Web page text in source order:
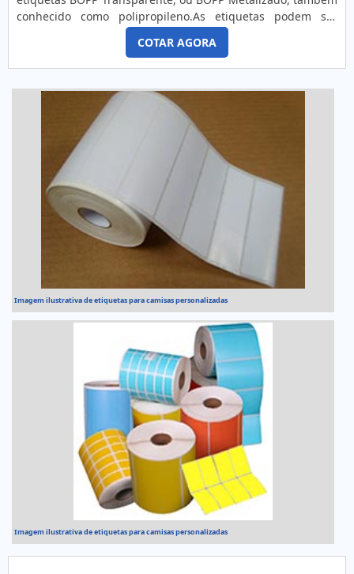
conhecido como polipropileno.As etiquetas podem ser
confeccionadas de acordo com as preferências e
necessidades do cliente, podendo ter tamanho, cor, e layout
diferenciado de acordo com a aplicação.Utilização do
identificação de modelos e números de séries. Também é
usado em instruções de segurança e informações variáveis
em embalagens e recipientes de bens duráveis e produtos
químicos industriais que exijam alto desempenho para
durar toda a vida útil do produto.Aplicações das etiquetas
personalizadas boppComo exemplo, este tipo de auto-
adesivo acompanha: Equipamentos; Componentes
eletrônicos; Peças de automóveis; Industrias químicas;
Hospitalares; Cosméticos; Indústrias de extintores;
Indústrias de alimentos.Solicite agora mesmo uma cotação
COTAR AGORA
Imagem ilustrativa de etiquetas para camisas personalizadas
Imagem ilustrativa de etiquetas para camisas personalizadas